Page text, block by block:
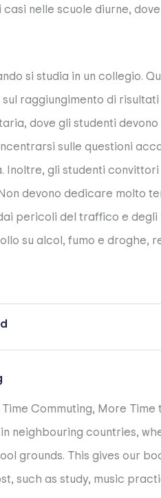
nelle scuole diurne,
si studia in un collegio.
raggiungimento di
dove gli studenti
sulle questioni
Inoltre, gli studenti
devono dedicare molto
pericoli del traffico e
su alcol, fumo e droghe,
Commuting, More
neighbouring countries,
grounds. This gives our
such as study, music